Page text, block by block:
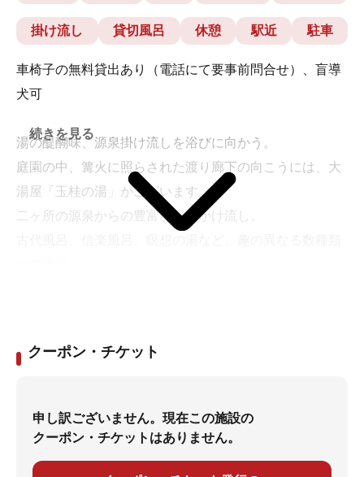
掛け流し 貸切風呂 休憩 駅近 駐車
車椅子の無料貸出あり（電話にて要事前問合せ）、盲導
犬可
湯の醍醐味、源泉掛け流しを浴びに向かう。
庭園の中、篝火に照らされた渡り廊下の向こうには、大
湯屋「玉桂の湯」がございます。
二ヶ所の源泉からの豊富な湯をかけ流し。
続きを見る
クーポン・チケット
申し訳ございません。現在この施設の
クーポン・チケットはありません。